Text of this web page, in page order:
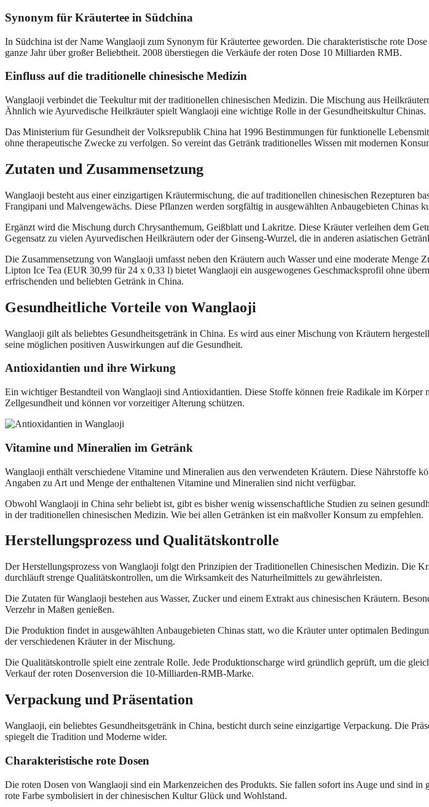
Synonym für Kräutertee in Südchina
In Südchina ist der Name Wanglaoji zum Synonym für Kräutertee geworden. Die charakteristische rote
ganze Jahr über großer Beliebtheit. 2008 überstiegen die Verkäufe der roten Dose 10 Milliarden RMB.
Einfluss auf die traditionelle chinesische Medizin
Wanglaoji verbindet die Teekultur mit der traditionellen chinesischen Medizin. Die Mischung aus
Ähnlich wie Ayurvedische Heilkräuter spielt Wanglaoji eine wichtige Rolle in der Gesundheitskultur Chinas.
Das Ministerium für Gesundheit der Volksrepublik China hat 1996 Bestimmungen für funktionelle
ohne therapeutische Zwecke zu verfolgen. So vereint das Getränk traditionelles Wissen mit modernen
Zutaten und Zusammensetzung
Wanglaoji besteht aus einer einzigartigen Kräutermischung, die auf traditionellen chinesischen Rezepturen
Frangipani und Malvengewächs. Diese Pflanzen werden sorgfältig in ausgewählten Anbaugebieten Chinas
Ergänzt wird die Mischung durch Chrysanthemum, Geißblatt und Lakritze. Diese Kräuter verleihen dem
Gegensatz zu vielen Ayurvedischen Heilkräutern oder der Ginseng-Wurzel, die in anderen asiatischen
Die Zusammensetzung von Wanglaoji umfasst neben den Kräutern auch Wasser und eine moderate
Lipton Ice Tea (EUR 30,99 für 24 x 0,33 l) bietet Wanglaoji ein ausgewogenes Geschmacksprofil ohne
erfrischenden und beliebten Getränk in China.
Gesundheitliche Vorteile von Wanglaoji
Wanglaoji gilt als beliebtes Gesundheitsgetränk in China. Es wird aus einer Mischung von Kräutern
seine möglichen positiven Auswirkungen auf die Gesundheit.
Antioxidantien und ihre Wirkung
Ein wichtiger Bestandteil von Wanglaoji sind Antioxidantien. Diese Stoffe können freie Radikale im Körper
Zellgesundheit und können vor vorzeitiger Alterung schützen.
Vitamine und Mineralien im Getränk
Wanglaoji enthält verschiedene Vitamine und Mineralien aus den verwendeten Kräutern. Diese Nährstoffe
Angaben zu Art und Menge der enthaltenen Vitamine und Mineralien sind nicht verfügbar.
Obwohl Wanglaoji in China sehr beliebt ist, gibt es bisher wenig wissenschaftliche Studien zu seinen
in der traditionellen chinesischen Medizin. Wie bei allen Getränken ist ein maßvoller Konsum zu empfehlen.
Herstellungsprozess und Qualitätskontrolle
Der Herstellungsprozess von Wanglaoji folgt den Prinzipien der Traditionellen Chinesischen Medizin. Die
durchläuft strenge Qualitätskontrollen, um die Wirksamkeit des Naturheilmittels zu gewährleisten.
Die Zutaten für Wanglaoji bestehen aus Wasser, Zucker und einem Extrakt aus chinesischen Kräutern.
Verzehr in Maßen genießen.
Die Produktion findet in ausgewählten Anbaugebieten Chinas statt, wo die Kräuter unter optimalen
der verschiedenen Kräuter in der Mischung.
Die Qualitätskontrolle spielt eine zentrale Rolle. Jede Produktionscharge wird gründlich geprüft, um die
Verkauf der roten Dosenversion die 10-Milliarden-RMB-Marke.
Verpackung und Präsentation
Wanglaoji, ein beliebtes Gesundheitsgetränk in China, besticht durch seine einzigartige Verpackung. Die
spiegelt die Tradition und Moderne wider.
Charakteristische rote Dosen
Die roten Dosen von Wanglaoji sind ein Markenzeichen des Produkts. Sie fallen sofort ins Auge und sind
rote Farbe symbolisiert in der chinesischen Kultur Glück und Wohlstand.